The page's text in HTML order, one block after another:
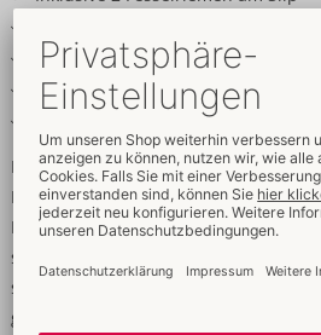
Cups und Schritt zum Öffnen
Träger, Strapse, Unterbrustgurt
Strumpfhalter abnehmbar
Inklusive 2 Fesselriemen für
Bralette plus Straps-Slip von Cottelli
Mattlook mit feinen schwarzen
silberfarbenen Metallelementen. Das
seinen geschlitzten Cups, die dank
geöffnet werden können. Die Träger